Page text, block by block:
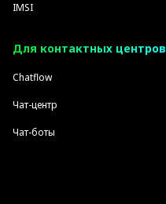
IMSI
Для контактных центров
Chatflow
Чат-центр
Чат-боты